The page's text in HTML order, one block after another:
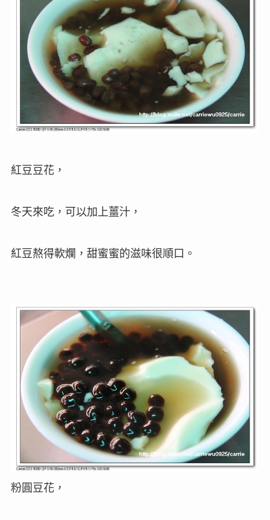
紅豆豆花，
冬天來吃，可以加上薑汁，
紅豆熬得軟爛，甜蜜蜜的滋味很順口。
粉圓豆花，